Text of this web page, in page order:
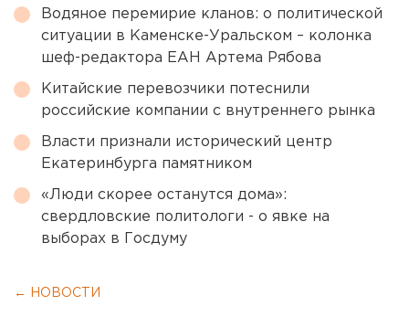
Водяное перемирие кланов: о политической
ситуации в Каменске-Уральском – колонка
шеф-редактора ЕАН Артема Рябова
Китайские перевозчики потеснили
российские компании с внутреннего рынка
Власти признали исторический центр
Екатеринбурга памятником
«Люди скорее останутся дома»:
свердловские политологи - о явке на
выборах в Госдуму
← НОВОСТИ